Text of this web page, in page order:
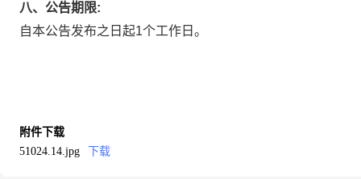
八、公告期限:
自本公告发布之日起1个工作日。
附件下载
51024.14.jpg
下载